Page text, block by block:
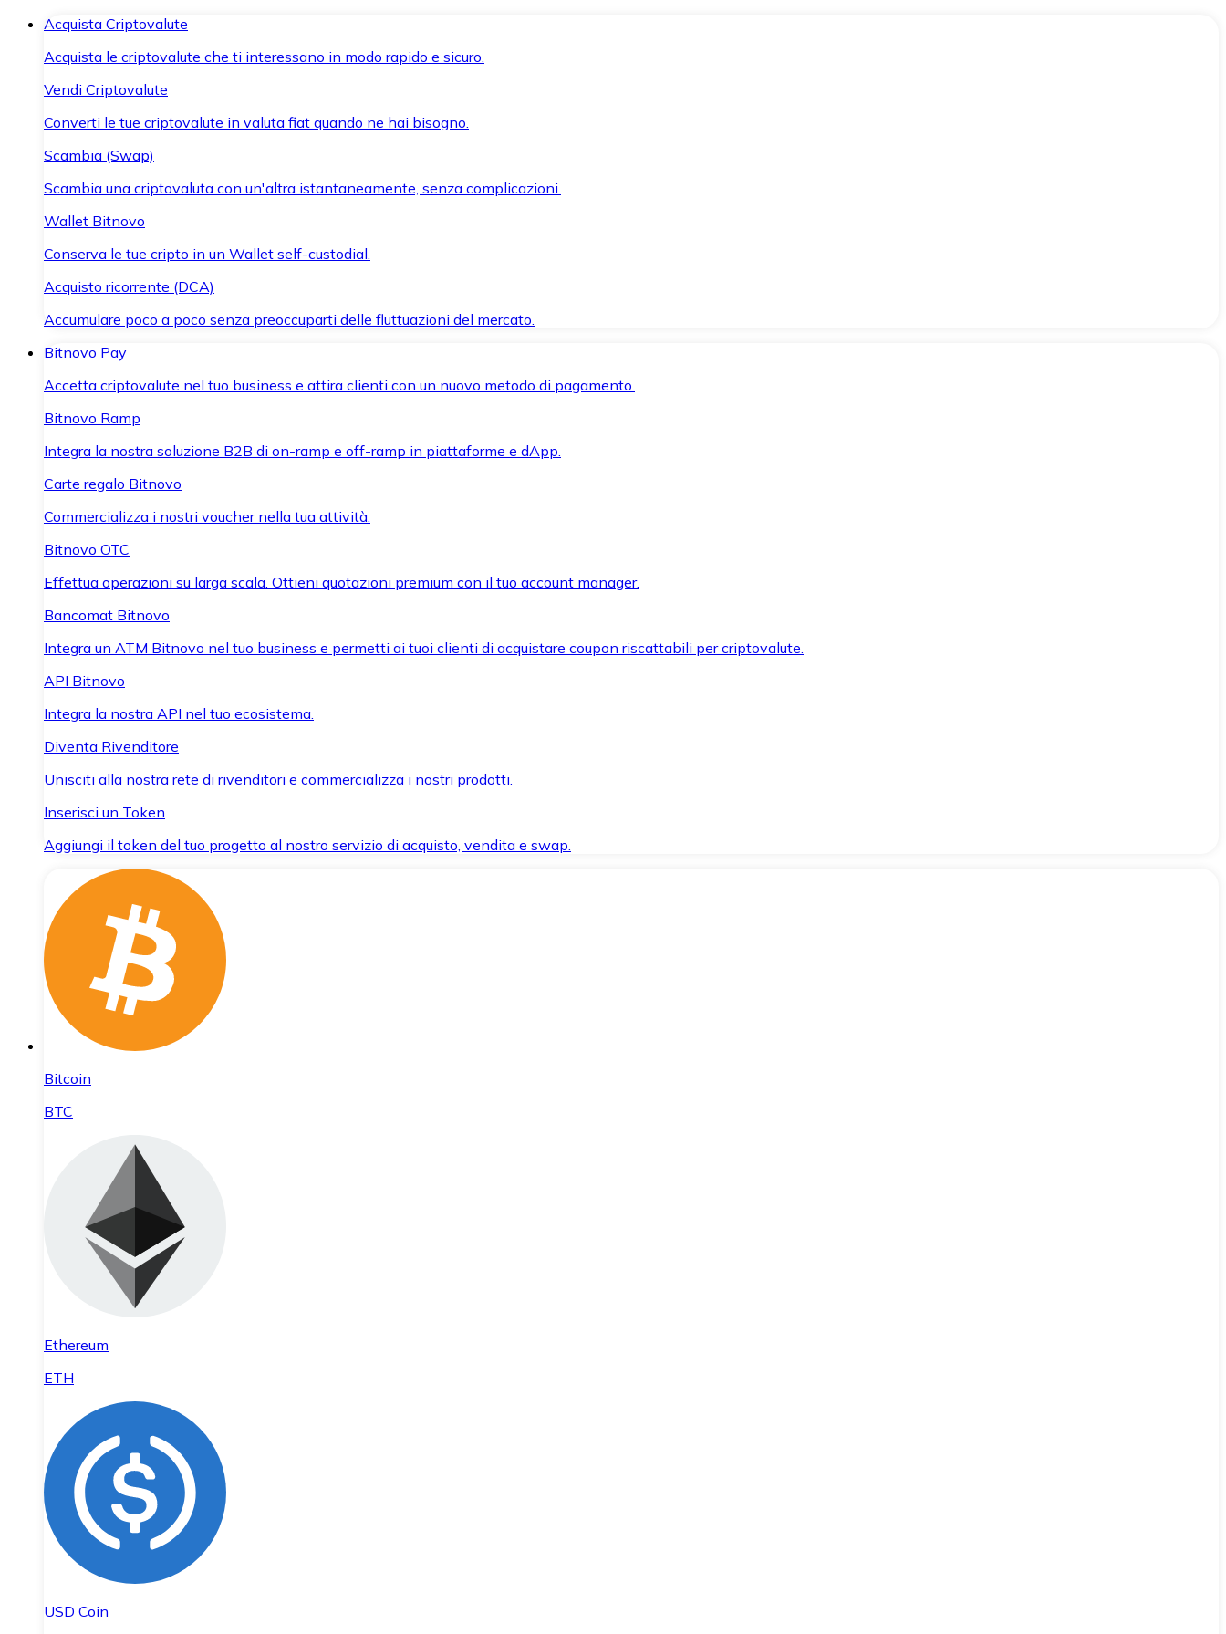
Acquista Criptovalute
Acquista le criptovalute che ti interessano in modo rapido e sicuro.
Vendi Criptovalute
Converti le tue criptovalute in valuta fiat quando ne hai bisogno.
Scambia (Swap)
Scambia una criptovaluta con un'altra istantaneamente, senza complicazioni.
Wallet Bitnovo
Conserva le tue cripto in un Wallet self-custodial.
Acquisto ricorrente (DCA)
Accumulare poco a poco senza preoccuparti delle fluttuazioni del mercato.
Bitnovo Pay
Accetta criptovalute nel tuo business e attira clienti con un nuovo metodo di pagamento.
Bitnovo Ramp
Integra la nostra soluzione B2B di on-ramp e off-ramp in piattaforme e dApp.
Carte regalo Bitnovo
Commercializza i nostri voucher nella tua attività.
Bitnovo OTC
Effettua operazioni su larga scala. Ottieni quotazioni premium con il tuo account manager.
Bancomat Bitnovo
Integra un ATM Bitnovo nel tuo business e permetti ai tuoi clienti di acquistare coupon riscattabili per criptovalute.
API Bitnovo
Integra la nostra API nel tuo ecosistema.
Diventa Rivenditore
Unisciti alla nostra rete di rivenditori e commercializza i nostri prodotti.
Inserisci un Token
Aggiungi il token del tuo progetto al nostro servizio di acquisto, vendita e swap.
Bitcoin
BTC
Ethereum
ETH
USD Coin